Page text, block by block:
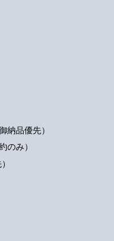
納品優先）
のみ）